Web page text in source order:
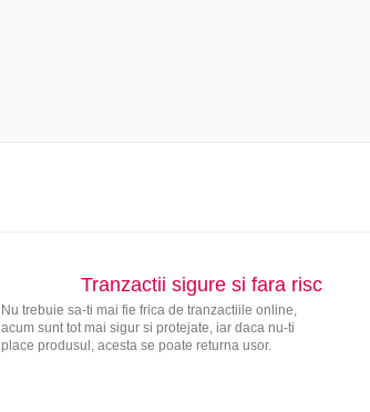
Tranzactii sigure si fara risc
Nu trebuie sa-ti mai fie frica de tranzactiile online,
acum sunt tot mai sigur si protejate, iar daca nu-ti
place produsul, acesta se poate returna usor.